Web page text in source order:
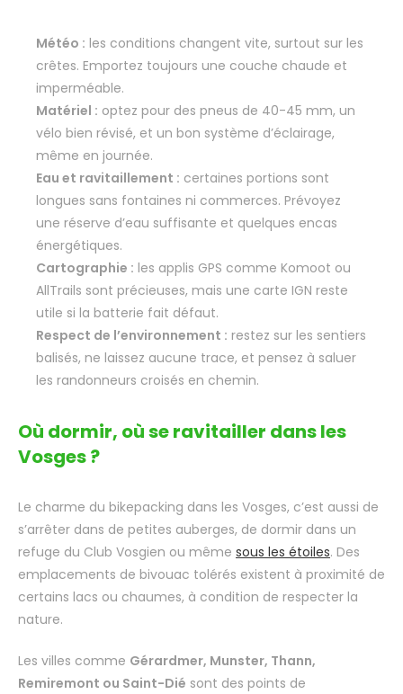
Météo : les conditions changent vite, surtout sur les
crêtes. Emportez toujours une couche chaude et
imperméable.
Matériel : optez pour des pneus de 40-45 mm, un
vélo bien révisé, et un bon système d’éclairage,
même en journée.
Eau et ravitaillement : certaines portions sont
longues sans fontaines ni commerces. Prévoyez
une réserve d’eau suffisante et quelques encas
énergétiques.
Cartographie : les applis GPS comme Komoot ou
AllTrails sont précieuses, mais une carte IGN reste
utile si la batterie fait défaut.
Respect de l’environnement : restez sur les sentiers
balisés, ne laissez aucune trace, et pensez à saluer
les randonneurs croisés en chemin.
Où dormir, où se ravitailler dans les
Vosges ?
Le charme du bikepacking dans les Vosges, c’est aussi de
s’arrêter dans de petites auberges, de dormir dans un
refuge du Club Vosgien ou même sous les étoiles. Des
emplacements de bivouac tolérés existent à proximité de
certains lacs ou chaumes, à condition de respecter la
nature.
Les villes comme Gérardmer, Munster, Thann,
Remiremont ou Saint-Dié sont des points de